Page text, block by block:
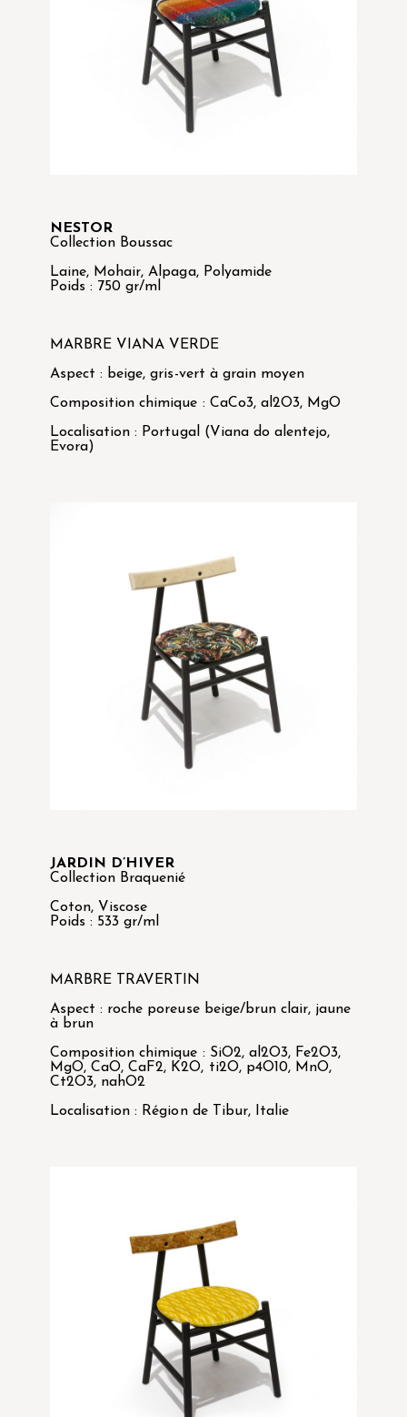
NESTOR
Collection Boussac
Laine, Mohair, Alpaga, Polyamide
Poids : 750 gr/ml
MARBRE VIANA VERDE
Aspect : beige, gris-vert à grain moyen
Composition chimique : CaCo3, al2O3, MgO
Localisation : Portugal (Viana do alentejo,
Evora)
JARDIN D’HIVER
Collection Braquenié
Coton, Viscose
Poids : 533 gr/ml
MARBRE TRAVERTIN
Aspect : roche poreuse beige/brun clair, jaune
à brun
Composition chimique : SiO2, al2O3, Fe2O3,
MgO, CaO, CaF2, K2O, ti2O, p4O10, MnO,
Ct2O3, nahO2
Localisation : Région de Tibur, Italie